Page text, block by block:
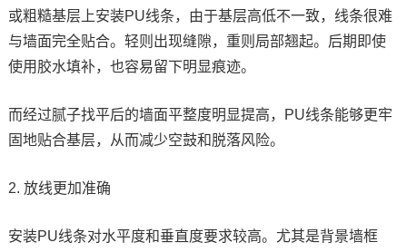
或粗糙基层上安装PU线条，由于基层高低不一致，线条很难
与墙面完全贴合。轻则出现缝隙，重则局部翘起。后期即使
使用胶水填补，也容易留下明显痕迹。
而经过腻子找平后的墙面平整度明显提高，PU线条能够更牢
固地贴合基层，从而减少空鼓和脱落风险。
2. 放线更加准确
安装PU线条对水平度和垂直度要求较高。尤其是背景墙框